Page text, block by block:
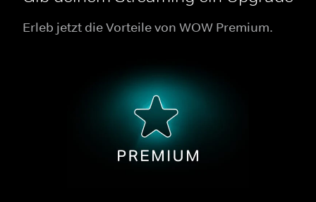
Erleb jetzt die Vorteile von WOW Premium.